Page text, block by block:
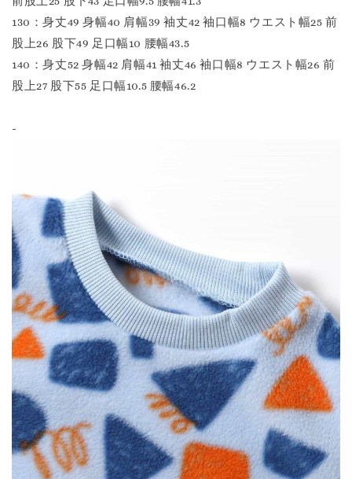
130：身丈49 身幅40 肩幅39 袖丈42 袖口幅8 ウエスト幅25 前
股上26 股下49 足口幅10 腰幅43.5
140：身丈52 身幅42 肩幅41 袖丈46 袖口幅8 ウエスト幅26 前
股上27 股下55 足口幅10.5 腰幅46.2
-